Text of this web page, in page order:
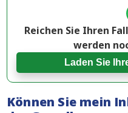
Reichen Sie Ihren
werden
Laden Sie
Können Sie mein